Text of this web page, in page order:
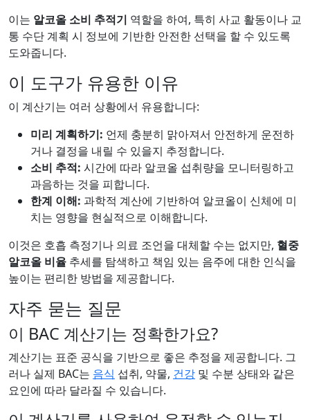
이는 알코올 소비 추적기 역할을 하여, 특히 사교 활동이나 교
통 수단 계획 시 정보에 기반한 안전한 선택을 할 수 있도록
도와줍니다.
이 도구가 유용한 이유
이 계산기는 여러 상황에서 유용합니다:
미리 계획하기: 언제 충분히 맑아져서 안전하게 운전하
거나 결정을 내릴 수 있을지 추정합니다.
소비 추적: 시간에 따라 알코올 섭취량을 모니터링하고
과음하는 것을 피합니다.
한계 이해: 과학적 계산에 기반하여 알코올이 신체에 미
치는 영향을 현실적으로 이해합니다.
이것은 호흡 측정기나 의료 조언을 대체할 수는 없지만, 혈중
알코올 비율 추세를 탐색하고 책임 있는 음주에 대한 인식을
높이는 편리한 방법을 제공합니다.
자주 묻는 질문
이 BAC 계산기는 정확한가요?
계산기는 표준 공식을 기반으로 좋은 추정을 제공합니다. 그
러나 실제 BAC는 음식 섭취, 약물, 건강 및 수분 상태와 같은
요인에 따라 달라질 수 있습니다.